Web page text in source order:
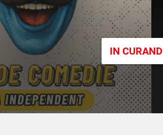
IN CURAND